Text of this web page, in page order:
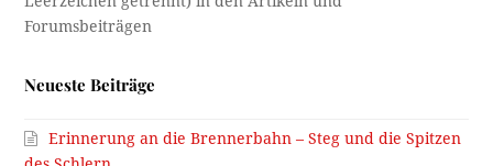
Neueste Beiträge
Erinnerung an die Brennerbahn – Steg und die Spitzen